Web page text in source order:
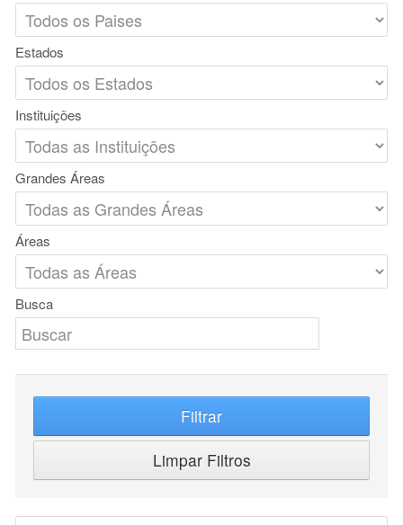
Estados
Instituições
Grandes Áreas
Áreas
Busca
Filtrar
Limpar Filtros